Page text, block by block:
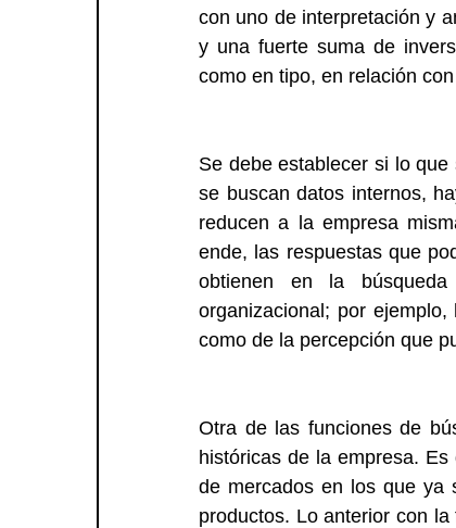
con uno de interpretación y
y una fuerte suma de
como en tipo, en relación
Se debe establecer si lo
se buscan datos internos,
reducen a la empresa
ende, las respuestas que
obtienen en la
organizacional; por
como de la percepción que
Otra de las funciones de
históricas de la empresa.
de mercados en los que ya
productos. Lo anterior con